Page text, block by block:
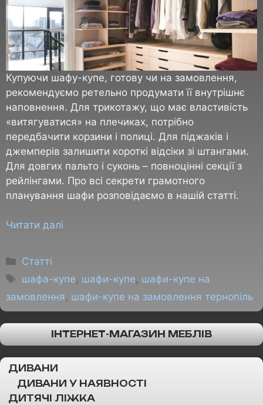
Купуючи шафу-купе, готову чи на замовлення,
рекомендуємо ретельно продумати її внутрішнє
наповнення. Для трикотажу, що має властивість
«витягуватися» на плечиках, потрібно
передбачити корзини і полиці. Для піджаків і
джемперів залишити короткі відсіки зі штангами.
Для довгих пальто і суконь – повноцінні секції з
рейлінгами. Про всі секрети грамотного
планування шафи розповідаємо в нашій статті.
Читати далі
Статті
шафа-купе, шафи-купе, шафи-купе на
замовлення, шафи-купе на замовлення тернопіль
ІНТЕРНЕТ-МАГАЗИН МЕБЛІВ
ДИВАНИ
ДИВАНИ У НАЯВНОСТІ
ДИТЯЧІ ЛІЖКА